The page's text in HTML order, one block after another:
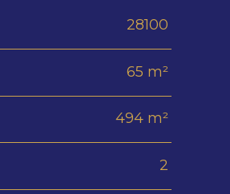
28100
65 m²
494 m²
2